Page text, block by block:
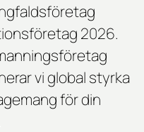
2026.
vi global styrka
för din